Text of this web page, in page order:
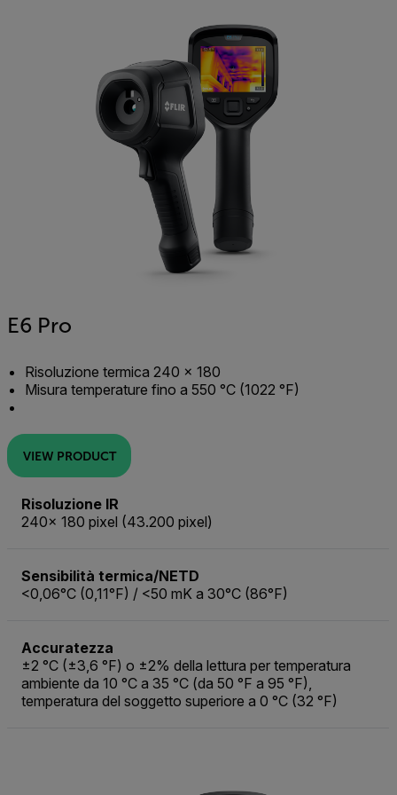
E6 Pro
Risoluzione termica 240 × 180
Misura temperature fino a 550 °C (1022 °F)
VIEW PRODUCT
Risoluzione IR
240× 180 pixel (43.200 pixel)
Sensibilità termica/NETD
<0,06°C (0,11°F) / <50 mK a 30°C (86°F)
Accuratezza
±2 °C (±3,6 °F) o ±2% della lettura per temperatura
ambiente da 10 °C a 35 °C (da 50 °F a 95 °F),
temperatura del soggetto superiore a 0 °C (32 °F)